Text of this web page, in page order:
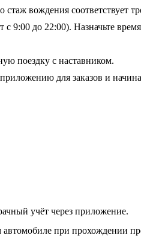
вождения соответствует
с 9:00 до 22:00). Назначьте
поездку с наставником.
для заказов и
учёт через приложение.
при прохождении